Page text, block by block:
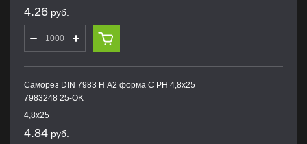
4.26 руб.
Саморез DIN 7983 H А2 форма С PH 4,8х25
7983248 25-OK
4,8х25
4.84 руб.